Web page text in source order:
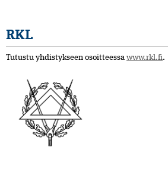
RKL
Tutustu yhdistykseen osoitteessa www.rkl.fi.